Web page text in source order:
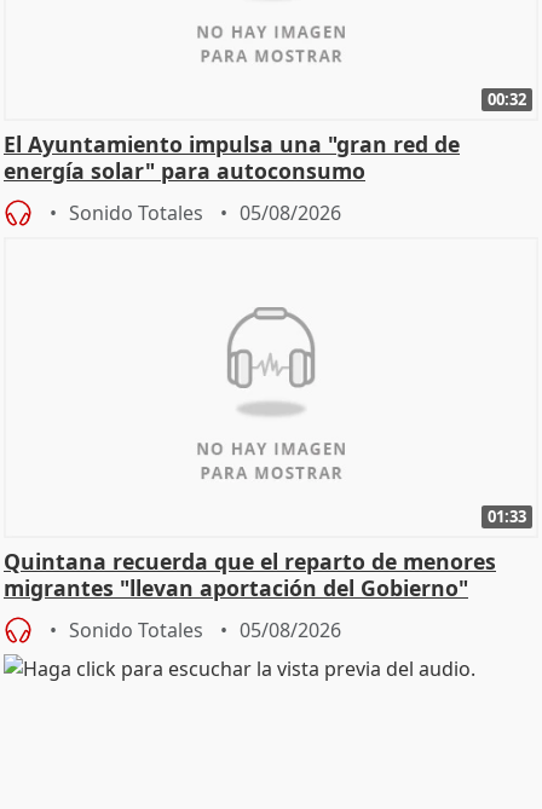
00:32
El Ayuntamiento impulsa una "gran red de
energía solar" para autoconsumo
Sonido Totales 05/08/2026
01:33
Quintana recuerda que el reparto de menores
migrantes "llevan aportación del Gobierno"
central
Sonido Totales 05/08/2026